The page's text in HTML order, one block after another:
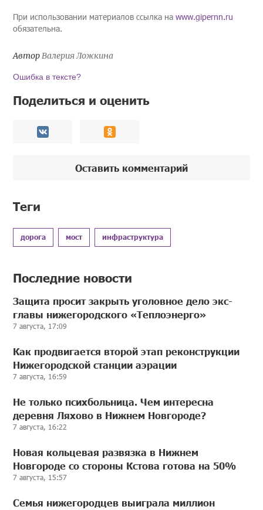
При использовании материалов ссылка наwww.gipernn.ru
обязательна.
АвторВалерия Ложкина
Ошибка в тексте?
Поделиться и оценить
Оставить комментарий
Теги
дорога мост инфраструктура
Последние новости
Защита просит закрыть уголовное дело экс-
главы нижегородского «Теплоэнерго»
7 августа, 17:09
Как продвигается второй этап реконструкции
Нижегородской станции аэрации
7 августа, 16:59
Не только психбольница. Чем интересна
деревня Ляхово в Нижнем Новгороде?
7 августа, 16:22
Новая кольцевая развязка в Нижнем
Новгороде со стороны Кстова готова на 50%
7 августа, 15:57
Семья нижегородцев выиграла миллион